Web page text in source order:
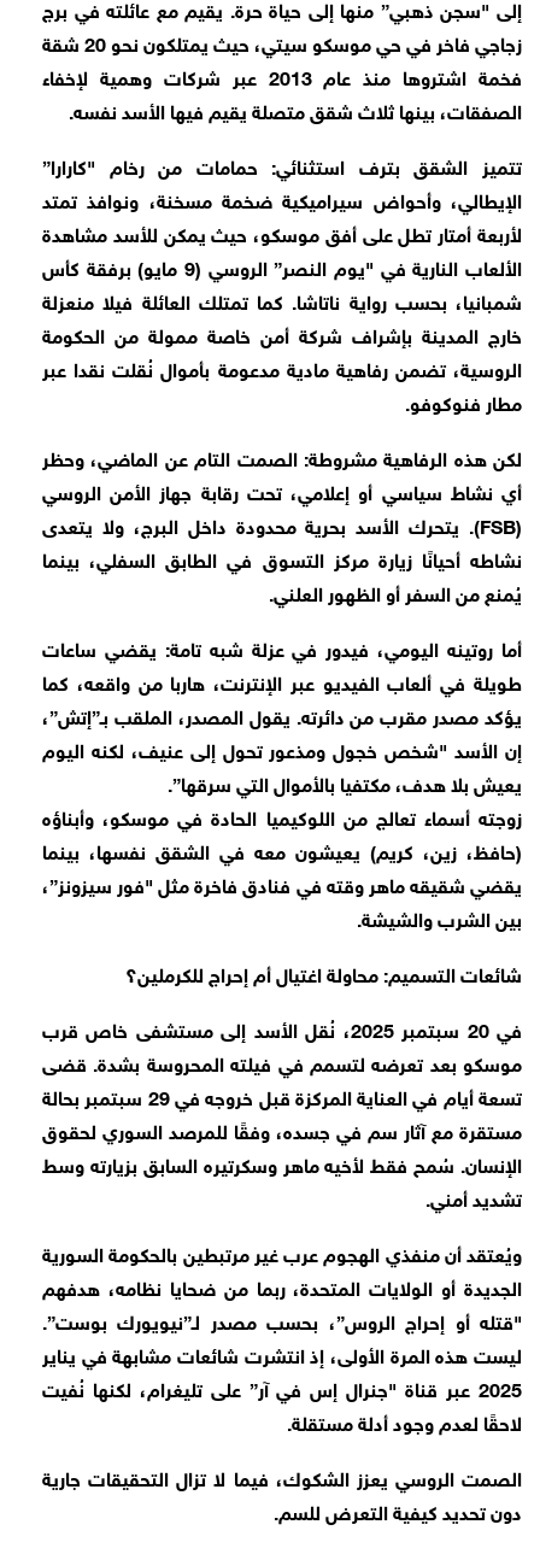
إلى "سجن ذهبي” منها إلى حياة حرة. يقيم مع عائلته في برج
زجاجي فاخر في حي موسكو سيتي، حيث يمتلكون نحو 20 شقة
فخمة اشتروها منذ عام 2013 عبر شركات وهمية لإخفاء
الصفقات، بينها ثلاث شقق متصلة يقيم فيها الأسد نفسه.
تتميز الشقق بترف استثنائي: حمامات من رخام "كارارا”
الإيطالي، وأحواض سيراميكية ضخمة مسخنة، ونوافذ تمتد
لأربعة أمتار تطل على أفق موسكو، حيث يمكن للأسد مشاهدة
الألعاب النارية في "يوم النصر” الروسي (9 مايو) برفقة كأس
شمبانيا، بحسب رواية ناتاشا. كما تمتلك العائلة فيلا منعزلة
خارج المدينة بإشراف شركة أمن خاصة ممولة من الحكومة
الروسية، تضمن رفاهية مادية مدعومة بأموال نُقلت نقدا عبر
مطار فنوكوفو.
لكن هذه الرفاهية مشروطة: الصمت التام عن الماضي، وحظر
أي نشاط سياسي أو إعلامي، تحت رقابة جهاز الأمن الروسي
(FSB). يتحرك الأسد بحرية محدودة داخل البرج، ولا يتعدى
نشاطه أحيانًا زيارة مركز التسوق في الطابق السفلي، بينما
يُمنع من السفر أو الظهور العلني.
أما روتينه اليومي، فيدور في عزلة شبه تامة: يقضي ساعات
طويلة في ألعاب الفيديو عبر الإنترنت، هاربا من واقعه، كما
يؤكد مصدر مقرب من دائرته. يقول المصدر، الملقب بـ”إتش”،
إن الأسد "شخص خجول ومذعور تحول إلى عنيف، لكنه اليوم
يعيش بلا هدف، مكتفيا بالأموال التي سرقها”.
زوجته أسماء تعالج من اللوكيميا الحادة في موسكو، وأبناؤه
(حافظ، زين، كريم) يعيشون معه في الشقق نفسها، بينما
يقضي شقيقه ماهر وقته في فنادق فاخرة مثل "فور سيزونز”،
بين الشرب والشيشة.
شائعات التسميم: محاولة اغتيال أم إحراج للكرملين؟
في 20 سبتمبر 2025، نُقل الأسد إلى مستشفى خاص قرب
موسكو بعد تعرضه لتسمم في فيلته المحروسة بشدة. قضى
تسعة أيام في العناية المركزة قبل خروجه في 29 سبتمبر بحالة
مستقرة مع آثار سم في جسده، وفقًا للمرصد السوري لحقوق
الإنسان. سُمح فقط لأخيه ماهر وسكرتيره السابق بزيارته وسط
تشديد أمني.
ويُعتقد أن منفذي الهجوم عرب غير مرتبطين بالحكومة السورية
الجديدة أو الولايات المتحدة، ربما من ضحايا نظامه، هدفهم
"قتله أو إحراج الروس”، بحسب مصدر لـ”نيويورك بوست”.
ليست هذه المرة الأولى، إذ انتشرت شائعات مشابهة في يناير
2025 عبر قناة "جنرال إس في آر” على تليغرام، لكنها نُفيت
لاحقًا لعدم وجود أدلة مستقلة.
الصمت الروسي يعزز الشكوك، فيما لا تزال التحقيقات جارية
دون تحديد كيفية التعرض للسم.